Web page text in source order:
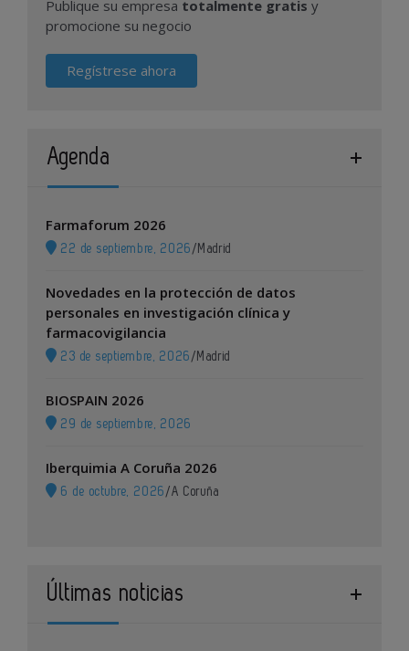
Publique su empresa totalmente gratis y
promocione su negocio
Regístrese ahora
Agenda
Farmaforum 2026
22 de septiembre, 2026 / Madrid
Novedades en la protección de datos
personales en investigación clínica y
farmacovigilancia
23 de septiembre, 2026 / Madrid
BIOSPAIN 2026
29 de septiembre, 2026
Iberquimia A Coruña 2026
6 de octubre, 2026 /A Coruña
Últimas noticias